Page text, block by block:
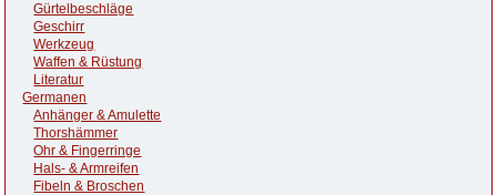
Gürtelbeschläge
Geschirr
Werkzeug
Waffen & Rüstung
Literatur
Germanen
Anhänger & Amulette
Thorshämmer
Ohr & Fingerringe
Hals- & Armreifen
Fibeln & Broschen